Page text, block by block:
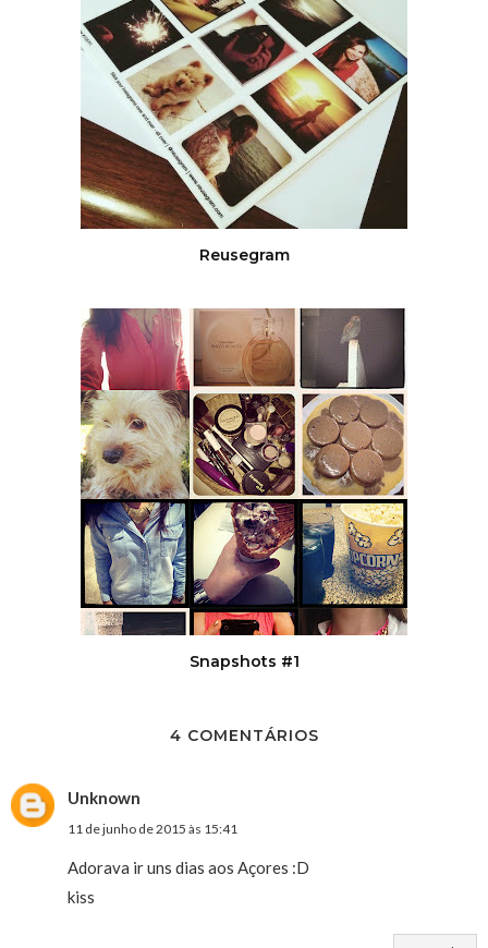
Reusegram
Snapshots #1
4 COMENTÁRIOS
Unknown
11 de junho de 2015 às 15:41
Adorava ir uns dias aos Açores :D
kiss